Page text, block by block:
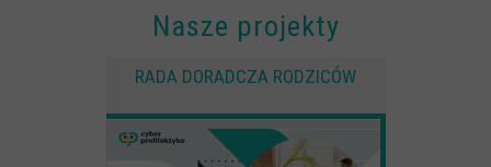
Nasze projekty
RADA DORADCZA RODZICÓW
Szkoła Sieci Społecznościowych
Dla rodziców
PODCASTY CYFROWE WIECZORY